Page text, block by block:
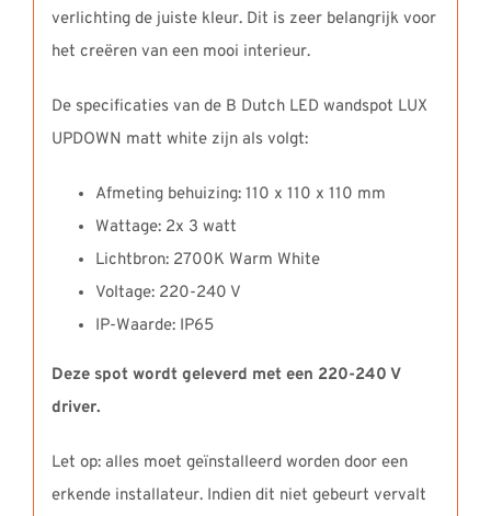
verlichting de juiste kleur. Dit is zeer belangrijk voor
het creëren van een mooi interieur.
De specificaties van de B Dutch LED wandspot LUX
UPDOWN matt white zijn als volgt:
Afmeting behuizing: 110 x 110 x 110 mm
Wattage: 2x 3 watt
Lichtbron: 2700K Warm White
Voltage: 220-240 V
IP-Waarde: IP65
Deze spot wordt geleverd met een 220-240 V
driver.
Let op: alles moet geïnstalleerd worden door een
erkende installateur. Indien dit niet gebeurt vervalt